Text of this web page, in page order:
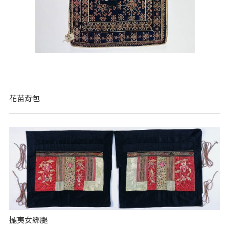
花苗背包
擺夷女綁腿